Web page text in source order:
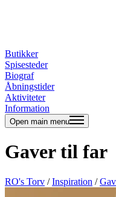
Butikker
Spisesteder
Biograf
Åbningstider
Aktiviteter
Information
Open main menu
Gaver til far
RO's Torv /Inspiration /